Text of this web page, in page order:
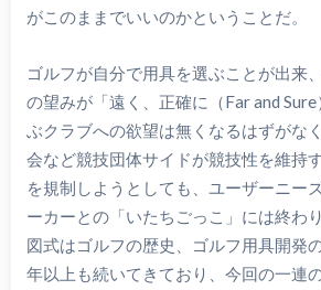
がこのままでいいのかということだ。
ゴルフが自分で用具を選ぶことが出来
の望みが「遠く、正確に（Far and
ぶクラブへの欲望は無くなるはずがな
会など競技団体サイドが競技性を維持
を規制しようとしても、ユーザーニー
ーカーとの「いたちごっこ」には終わ
図式はゴルフの歴史、ゴルフ用具開発
年以上も続いてきており、今回の一連